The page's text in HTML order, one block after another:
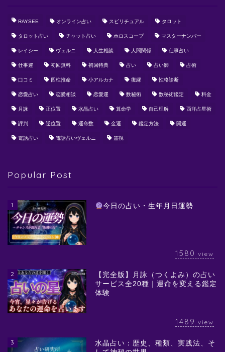
RAYSEE オンライン占い スピリチュアル タロット
タロット占い チャット占い ホロスコープ マスターナンバー
レイシー ヴェルニ 人生相談 人間関係 仕事占い
仕事運 初回無料 初回特典 占い 占い師 占術
口コミ 四柱推命 小アルカナ 復縁 性格診断
恋愛占い 恋愛相談 恋愛運 数秘術 数秘術鑑定 料金
月詠 正位置 水晶占い 算命学 自己理解 西洋占星術
評判 逆位置 運命数 金運 鑑定方法 開運
電話占い 電話占いヴェルニ 霊視
Popular Post
1 今日の占い・生年月日運勢
1580 view
2
【完全版】月詠（つくよみ）の占い
サービス全20種｜運命を変える鑑定
体験
1489 view
3
水晶占い：歴史、種類、実践法、そ